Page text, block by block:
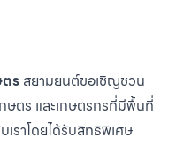
รสยามยนต์ขอเชิญชวน
กษตร และเกษตรกรที่มีพื้นที่
ราโดยได้รับสิทธิพิเศษ